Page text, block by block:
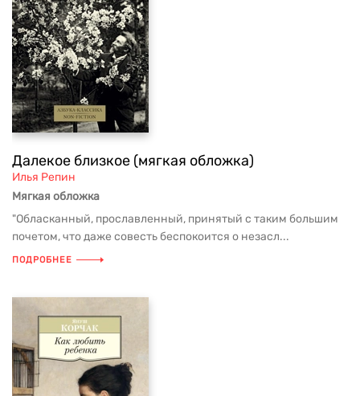
Далекое близкое (мягкая обложка)
Илья Репин
Мягкая обложка
"Обласканный, прославленный, принятый с таким большим
почетом, что даже совесть беспокоится о незасл...
ПОДРОБНЕЕ